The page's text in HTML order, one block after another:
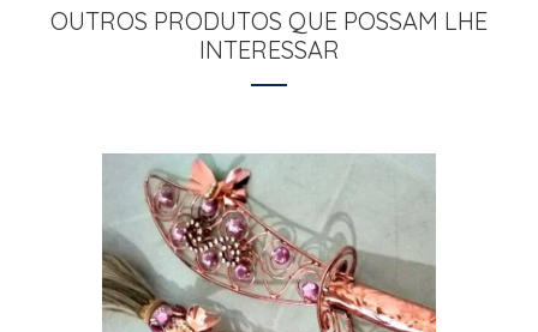
OUTROS PRODUTOS QUE POSSAM LHE
INTERESSAR